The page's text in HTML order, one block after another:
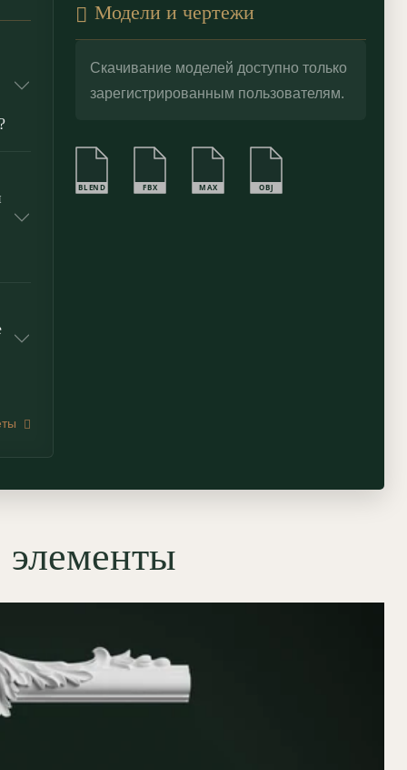
Модели и чертежи
Скачивание моделей доступно только
зарегистрированным пользователям.
BLEND FBX MAX OBJ
элементы